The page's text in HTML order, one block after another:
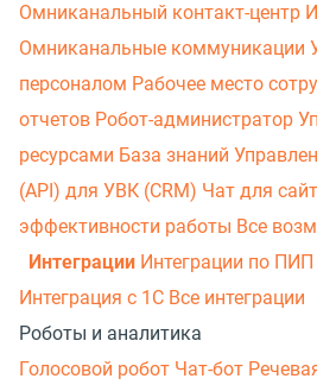
Омниканальный контакт-центр
Омниканальные коммуникации
персоналом Рабочее место
отчетов Робот-администратор
ресурсами База знаний
(API) для УВК (CRM) Чат для
эффективности работы Все
Интеграции Интеграции по ПИП
Интеграция с 1С Все интеграции
Роботы и аналитика
Голосовой робот Чат-бот